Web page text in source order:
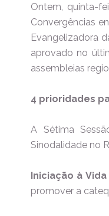
Ontem, quinta-
Convergências
Evangelizadora
aprovado no
assembleias
4 prioridades
A Sétima
Sinodalidade no
Iniciação à
promover a